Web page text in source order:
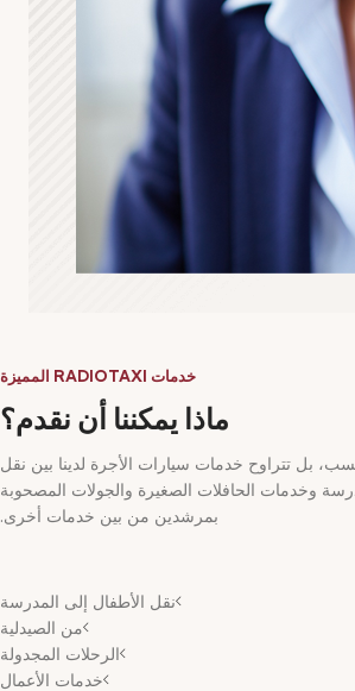
خدمات RADIOTAXI المميزة
ماذا يمكننا أن نقدم؟
بل تتراوح خدمات سيارات الأجرة لدينا بين نقل
وخدمات الحافلات الصغيرة والجولات المصحوبة
بمرشدين من بين خدمات أخرى.
نقل الأطفال إلى المدرسة
من الصيدلية
الرحلات المجدولة
خدمات الأعمال